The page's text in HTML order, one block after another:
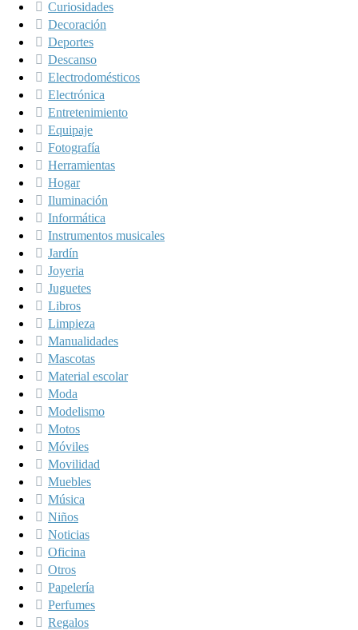
Curiosidades
Decoración
Deportes
Descanso
Electrodomésticos
Electrónica
Entretenimiento
Equipaje
Fotografía
Herramientas
Hogar
Iluminación
Informática
Instrumentos musicales
Jardín
Joyeria
Juguetes
Libros
Limpieza
Manualidades
Mascotas
Material escolar
Moda
Modelismo
Motos
Móviles
Movilidad
Muebles
Música
Niños
Noticias
Oficina
Otros
Papelería
Perfumes
Regalos